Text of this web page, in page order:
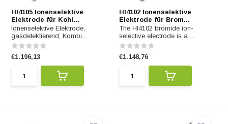
HI4105 Ionenselektive
Elektrode für Kohl...
Ionenselektive Elektrode,
gasdetektierend, Kombi...
€1.196,13
HI4102 Ionenselektive
Elektrode für Brom...
The HI4102 bromide ion-
selective electrode is a ...
€1.148,76